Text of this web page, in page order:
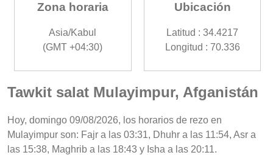
Zona horaria
Asia/Kabul
(GMT +04:30)
Ubicación
Latitud : 34.4217
Longitud : 70.336
Tawkit salat Mulayimpur, Afganistán
Hoy, domingo 09/08/2026, los horarios de rezo en
Mulayimpur son: Fajr a las 03:31, Dhuhr a las 11:54, Asr a
las 15:38, Maghrib a las 18:43 y Isha a las 20:11.